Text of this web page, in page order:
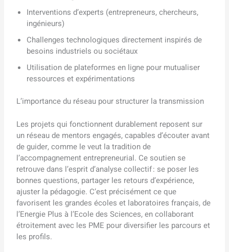
Interventions d’experts (entrepreneurs, chercheurs,
ingénieurs)
Challenges technologiques directement inspirés de
besoins industriels ou sociétaux
Utilisation de plateformes en ligne pour mutualiser
ressources et expérimentations
L’importance du réseau pour structurer la transmission
Les projets qui fonctionnent durablement reposent sur
un réseau de mentors engagés, capables d’écouter avant
de guider, comme le veut la tradition de
l’accompagnement entrepreneurial. Ce soutien se
retrouve dans l’esprit d’analyse collectif : se poser les
bonnes questions, partager les retours d’expérience,
ajuster la pédagogie. C’est précisément ce que
favorisent les grandes écoles et laboratoires français, de
l’Energie Plus à l’Ecole des Sciences, en collaborant
étroitement avec les PME pour diversifier les parcours et
les profils.